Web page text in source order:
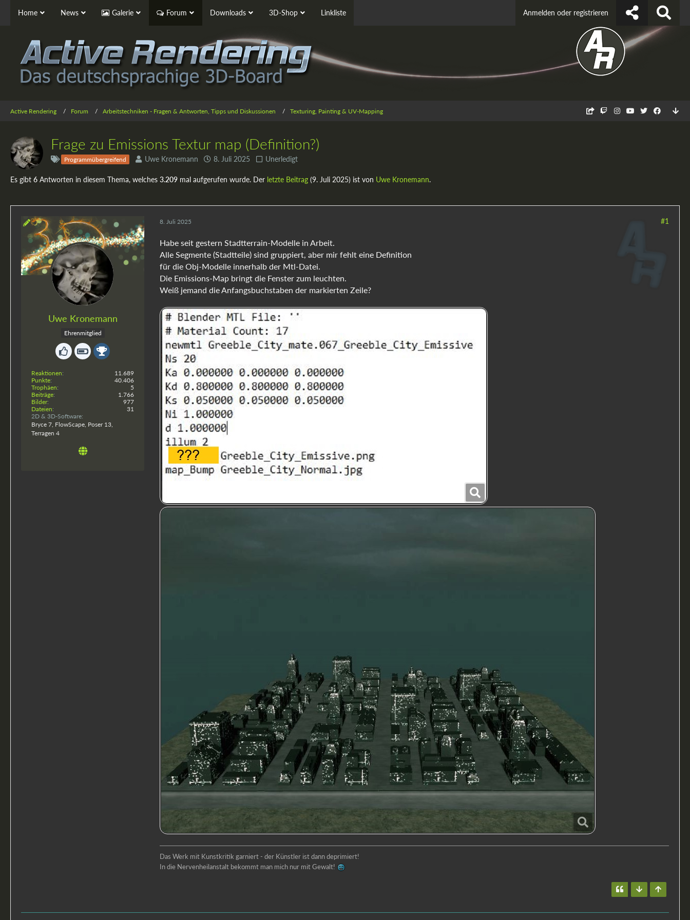
Home News Galerie Forum Downloads 3D-Shop Linkliste Anmelden oder registrieren
Active Rendering Forum Arbeitstechniken - Fragen & Antworten, Tipps und Diskussionen Texturing, Painting & UV-Mapping
Frage zu Emissions Textur map (Definition?)
Programmübergreifend Uwe Kronemann 8. Juli 2025 Unerledigt
Es gibt 6 Antworten in diesem Thema, welches 3.209 mal aufgerufen wurde. Der letzte Beitrag (9. Juli 2025) ist von Uwe Kronemann.
Uwe Kronemann
Ehrenmitglied
Reaktionen
11.689
Punkte
40.406
Trophäen
5
Beiträge
1.766
Bilder
977
Dateien
31
2D & 3D-Software
Bryce 7, FlowScape, Poser 13,
Terragen 4
8. Juli 2025 #1
Habe seit gestern Stadtterrain-Modelle in Arbeit.
Alle Segmente (Stadtteile) sind gruppiert, aber mir fehlt eine Definition
für die Obj-Modelle innerhalb der Mtl-Datei.
Die Emissions-Map bringt die Fenster zum leuchten.
Weiß jemand die Anfangsbuchstaben der markierten Zeile?
Das Werk mit Kunstkritik garniert - der Künstler ist dann deprimiert!
In die Nervenheilanstalt bekommt man mich nur mit Gewalt!